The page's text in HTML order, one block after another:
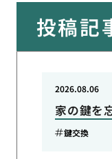
投稿記
家の鍵を
2026.08.06
鍵交換